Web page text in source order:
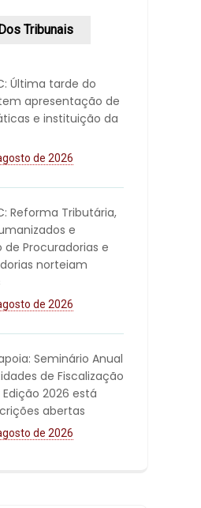
Tribunais
Última tarde do
apresentação de
e instituição da
de 2026
Reforma Tributária,
e
Procuradorias e
norteiam
de 2026
Seminário Anual
de Fiscalização
Edição 2026 está
abertas
de 2026